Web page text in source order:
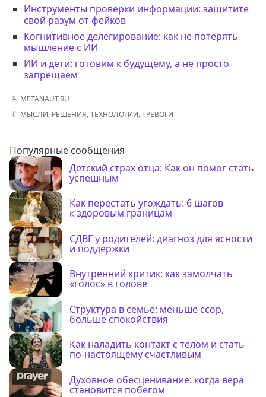
Инструменты проверки информации: защитите
свой разум от фейков
Когнитивное делегирование: как не потерять
мышление с ИИ
ИИ и дети: готовим к будущему, а не просто
запрещаем
METANAUT.RU
МЫСЛИ, РЕШЕНИЯ,ТЕХНОЛОГИИ,ТРЕВОГИ
Популярные сообщения
Детский страх отца: Как он помог стать
успешным
Как перестать угождать: 6 шагов
к здоровым границам
СДВГ у родителей: диагноз для ясности
и поддержки
Внутренний критик: как замолчать
«голос» в голове
Структура в семье: меньше ссор,
больше спокойствия
Как наладить контакт с телом и стать
по-настоящему счастливым
Духовное обесценивание: когда вера
становится побегом